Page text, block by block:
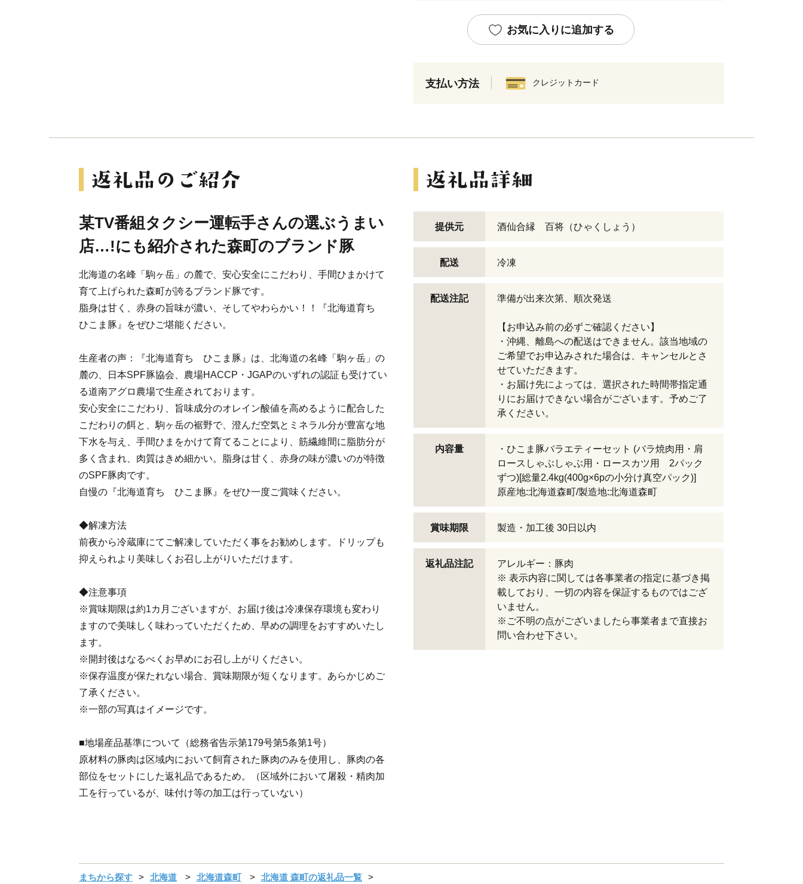
お気に入りに追加する
支払い方法 クレジットカード
某TV番組タクシー運転手さんの選ぶうまい
店…!にも紹介された森町のブランド豚
北海道の名峰「駒ヶ岳」の麓で、安心安全にこだわり、手間ひまかけて
育て上げられた森町が誇るブランド豚です。
脂身は甘く、赤身の旨味が濃い、そしてやわらかい！！『北海道育ち
ひこま豚』をぜひご堪能ください。
生産者の声：『北海道育ち ひこま豚』は、北海道の名峰「駒ヶ岳」の
麓の、日本SPF豚協会、農場HACCP・JGAPのいずれの認証も受けてい
る道南アグロ農場で生産されております。
安心安全にこだわり、旨味成分のオレイン酸値を高めるように配合した
こだわりの餌と、駒ヶ岳の裾野で、澄んだ空気とミネラル分が豊富な地
下水を与え、手間ひまをかけて育てることにより、筋繊維間に脂肪分が
多く含まれ、肉質はきめ細かい。脂身は甘く、赤身の味が濃いのが特徴
のSPF豚肉です。
自慢の『北海道育ち ひこま豚』をぜひ一度ご賞味ください。
◆解凍方法
前夜から冷蔵庫にてご解凍していただく事をお勧めします。ドリップも
抑えられより美味しくお召し上がりいただけます。
◆注意事項
※賞味期限は約1カ月ございますが、お届け後は冷凍保存環境も変わり
ますので美味しく味わっていただくため、早めの調理をおすすめいたし
ます。
※開封後はなるべくお早めにお召し上がりください。
※保存温度が保たれない場合、賞味期限が短くなります。あらかじめご
了承ください。
※一部の写真はイメージです。
■地場産品基準について（総務省告示第179号第5条第1号）
原材料の豚肉は区域内において飼育された豚肉のみを使用し、豚肉の各
部位をセットにした返礼品であるため。（区域外において屠殺・精肉加
工を行っているが、味付け等の加工は行っていない）
提供元 酒仙合縁 百将（ひゃくしょう）
配送 冷凍
配送注記 準備が出来次第、順次発送
【お申込み前の必ずご確認ください】
・沖縄、離島への配送はできません。該当地域の
ご希望でお申込みされた場合は、キャンセルとさ
せていただきます。
・お届け先によっては、選択された時間帯指定通
りにお届けできない場合がございます。予めご了
承ください。
内容量
・ひこま豚バラエティーセット (バラ焼肉用・肩
ロースしゃぶしゃぶ用・ロースカツ用 2パック
ずつ)[総量2.4kg(400g×6pの小分け真空パック)]
原産地:北海道森町/製造地:北海道森町
賞味期限 製造・加工後 30日以内
返礼品注記
アレルギー：豚肉
※ 表示内容に関しては各事業者の指定に基づき掲
載しており、一切の内容を保証するものではござ
いません。
※ご不明の点がございましたら事業者まで直接お
問い合わせ下さい。
まちから探す 北海道 北海道森町
北海道 森町の返礼品一覧